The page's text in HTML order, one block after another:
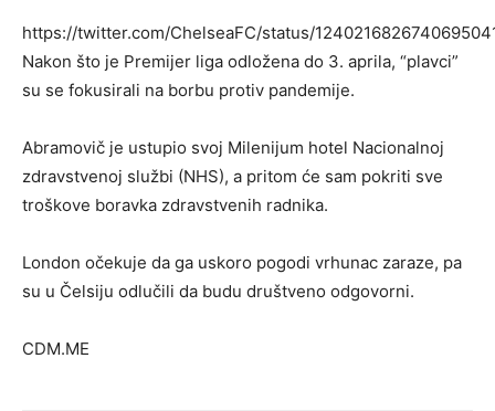
https://twitter.com/ChelseaFC/status/
Nakon što je Premijer liga odložena do 3. aprila, “plavci”
su se fokusirali na borbu protiv pandemije.
Abramovič je ustupio svoj Milenijum hotel Nacionalnoj
zdravstvenoj službi (NHS), a pritom će sam pokriti sve
troškove boravka zdravstvenih radnika.
London očekuje da ga uskoro pogodi vrhunac zaraze, pa
su u Čelsiju odlučili da budu društveno odgovorni.
CDM.ME